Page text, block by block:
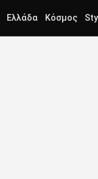
Ελλάδα Κόσμος